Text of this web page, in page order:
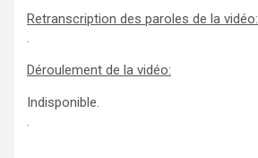
Retranscription des paroles de la vidéo:
.
Déroulement de la vidéo:
Indisponible.
.